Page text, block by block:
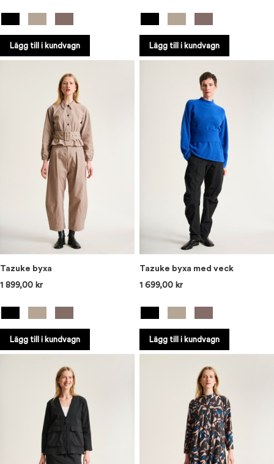
Lägg till i kundvagn Lägg till i kundvagn
Tazuke byxa
1 899,00 kr
Lägg till i kundvagn
Tazuke byxa med veck
1 699,00 kr
Lägg till i kundvagn